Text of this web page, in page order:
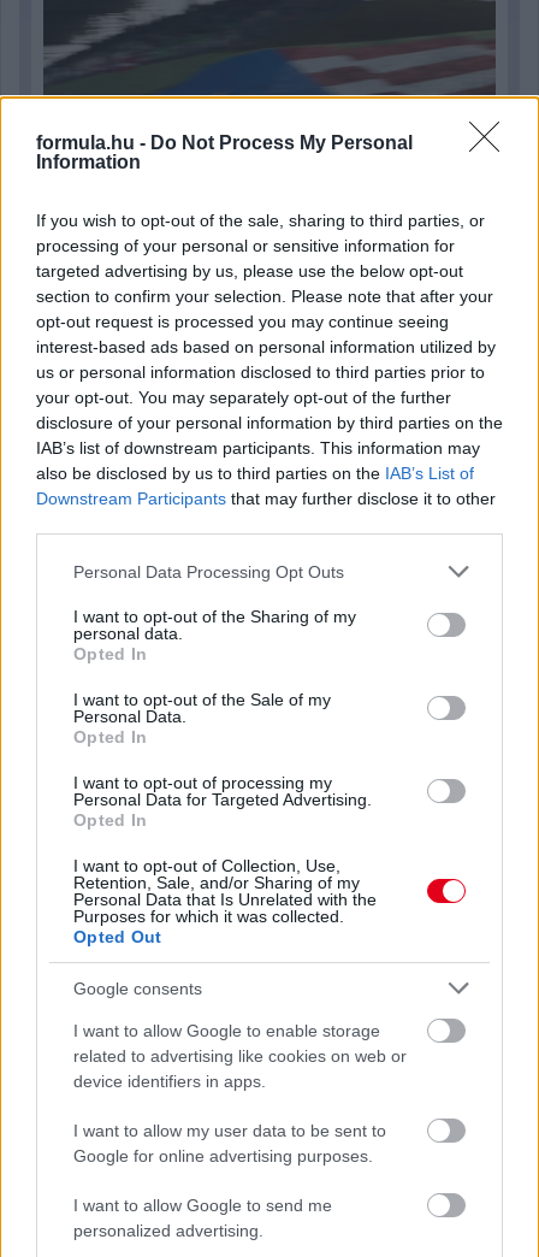
formula.hu - Do Not Process My Personal
Information
If you wish to opt-out of the sale, sharing to third parties, or
processing of your personal or sensitive information for
targeted advertising by us, please use the below opt-out
section to confirm your selection. Please note that after your
opt-out request is processed you may continue seeing
interest-based ads based on personal information utilized by
us or personal information disclosed to third parties prior to
your opt-out. You may separately opt-out of the further
disclosure of your personal information by third parties on the
IAB’s list of downstream participants. This information may
also be disclosed by us to third parties on the IAB’s List of
Downstream Participants that may further disclose it to other
Please note that this website/app uses one or more Google
not limited to your visit or usage behaviour. You may click to
grant or deny consent to Google and its third-party tags to
use your data for below specified purposes in below Google
consent section.
Personal Data Processing Opt Outs
I want to opt-out of the Sharing of my
personal data.
Opted In
I want to opt-out of the Sale of my
Personal Data.
Opted In
I want to opt-out of processing my
Personal Data for Targeted Advertising.
Opted In
I want to opt-out of Collection, Use,
Retention, Sale, and/or Sharing of my
Personal Data that Is Unrelated with the
Purposes for which it was collected.
Opted Out
Google consents
I want to allow Google to enable storage
related to advertising like cookies on web or
device identifiers in apps.
I want to allow my user data to be sent to
Google for online advertising purposes.
I want to allow Google to send me
personalized advertising.
1 napja
Ilyen lehet a jövő F1-es szabályrendszere Domenicali
szerint
2 napja
2 napja
Newey biztos benne, hogy Alonso marad az Aston